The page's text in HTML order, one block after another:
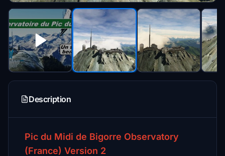
Description
Pic du Midi de Bigorre Observatory
(France) Version 2